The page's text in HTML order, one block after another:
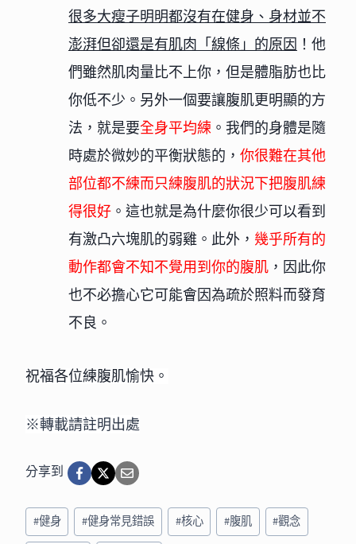
很多大瘦子明明都沒有在健身、身材並不
澎湃但卻還是有肌肉「線條」的原因 ！他
們雖然肌肉量比不上你，但是體脂肪也比
你低不少。另外一個要讓腹肌更明顯的方
法，就是要全身平均練 。我們的身體是隨
時處於微妙的平衡狀態的， 你很難在其他
部位都不練而只練腹肌的狀況下把腹肌練
得很好 。這也就是為什麼你很少可以看到
有激凸六塊肌的弱雞。此外， 幾乎所有的
動作都會不知不覺用到你的腹肌 ，因此你
也不必擔心它可能會因為疏於照料而發育
不良。
祝福各位練腹肌愉快。
※轉載請註明出處
分享到
Post
Tags:
#健身 #健身常見錯誤 #核心 #腹肌 #觀念